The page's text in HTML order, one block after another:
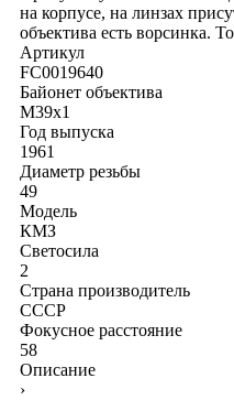
на корпусе, на линзах
объектива есть ворсинка.
Артикул
FC0019640
Байонет объектива
M39x1
Год выпуска
1961
Диаметр резьбы
49
Модель
КМЗ
Светосила
2
Страна производитель
СССР
Фокусное расстояние
58
Описание
›